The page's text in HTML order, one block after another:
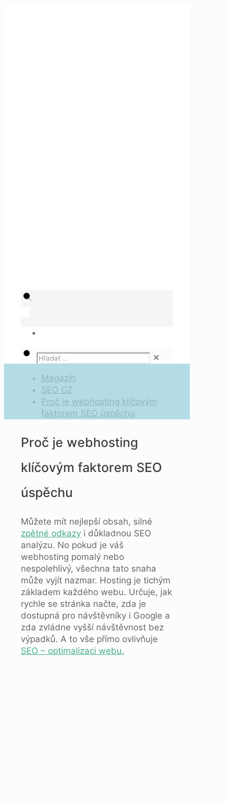
✕
Magazín
SEO CZ
Proč je webhosting klíčovým
faktorem SEO úspěchu
Proč je webhosting
klíčovým faktorem SEO
úspěchu
Můžete mít nejlepší obsah, silné
zpětné odkazy i důkladnou SEO
analýzu. No pokud je váš
webhosting pomalý nebo
nespolehlivý, všechna tato snaha
může vyjít nazmar. Hosting je tichým
základem každého webu. Určuje, jak
rychle se stránka načte, zda je
dostupná pro návštěvníky i Google a
zda zvládne vyšší návštěvnost bez
výpadků. A to vše přímo ovlivňuje
SEO – optimalizaci webu.